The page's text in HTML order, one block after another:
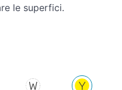
le superfici.